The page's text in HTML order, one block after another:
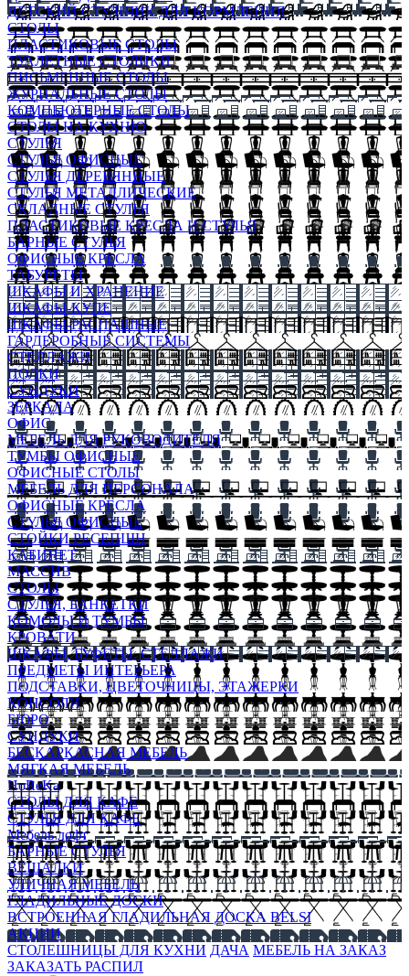
ДЕТСКИЙ СТУЛЬЧИК ДЛЯ КОРМЛЕНИЯ
СТОЛЫ
ПЛАСТИКОВЫЕ СТОЛЫ
ТУАЛЕТНЫЕ СТОЛИКИ
ПИСЬМЕННЫЕ СТОЛЫ
ЖУРНАЛЬНЫЕ СТОЛЫ
КОМПЬЮТЕРНЫЕ СТОЛЫ
СТОЛЫ НА КУХНЮ
СТУЛЬЯ
СТУЛЬЯ ОФИСНЫЕ
СТУЛЬЯ ДЕРЕВЯННЫЕ
СТУЛЬЯ МЕТАЛЛИЧЕСКИЕ
СКЛАДНЫЕ СТУЛЬЯ
ПЛАСТИКОВЫЕ КРЕСЛА И СТУЛЬЯ
БАРНЫЕ СТУЛЬЯ
ОФИСНЫЕ КРЕСЛА
ТАБУРЕТЫ
ШКАФЫ И ХРАНЕНИЕ
ШКАФЫ-КУПЕ
ШКАФЫ-РАСПАШНЫЕ
ГАРДЕРОБНЫЕ СИСТЕМЫ
СТЕЛЛАЖИ
ПОЛКИ
СУНДУКИ
ЗЕРКАЛА
ОФИС
МЕБЕЛЬ ДЛЯ РУКОВОДИТЕЛЯ
ТУМБЫ ОФИСНЫЕ
ОФИСНЫЕ СТОЛЫ
МЕБЕЛЬ ДЛЯ ПЕРСОНАЛА
ОФИСНЫЕ КРЕСЛА
СТУЛЬЯ ОФИСНЫЕ
СТОЙКИ РЕСЕПШН
КАБИНЕТ
МАССИВ
СТОЛЫ
СТУЛЬЯ, БАНКЕТКИ
КОМОДЫ И ТУМБЫ
КРОВАТИ
ШКАФЫ, БУФЕТЫ, СТЕЛЛАЖИ
ПРЕДМЕТЫ ИНТЕРЬЕРА
ПОДСТАВКИ, ЦВЕТОЧНИЦЫ, ЭТАЖЕРКИ
КОНСОЛИ
БЮРО
СУНДУКИ
БЕСКАРКАСНАЯ МЕБЕЛЬ
МЯГКАЯ МЕБЕЛЬ
HoReKa
СТОЛЫ ДЛЯ КАФЕ
СТУЛЬЯ ДЛЯ КАФЕ
Мебель лофт
БАРНЫЕ СТУЛЬЯ
ВЕШАЛКИ
УЛИЧНАЯ МЕБЕЛЬ
ГЛАДИЛЬНЫЕ ДОСКИ
ВСТРОЕННАЯ ГЛАДИЛЬНАЯ ДОСКА BELSI
АКЦИИ
СТОЛЕШНИЦЫ ДЛЯ КУХНИ ДАЧА МЕБЕЛЬ НА ЗАКАЗ
ЗАКАЗАТЬ РАСПИЛ